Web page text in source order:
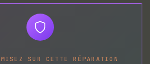
SUR CETTE RÉPARATION